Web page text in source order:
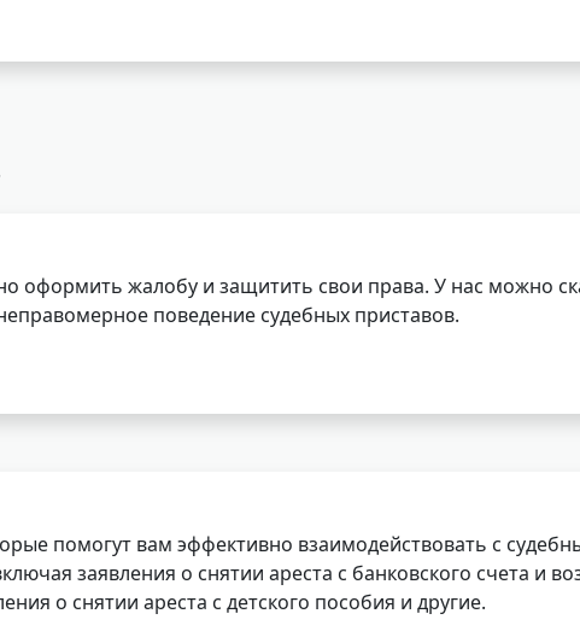
оформить жалобу и защитить свои права. У нас можно
поведение судебных приставов.
помогут вам эффективно взаимодействовать с
заявления о снятии ареста с банковского счета и
о снятии ареста с детского пособия и другие.